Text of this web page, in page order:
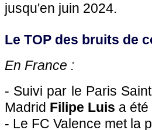
jusqu'en juin 2024.
Le TOP des bruits de
En France :
- Suivi par le Paris
Madrid Filipe Luis a
- Le FC Valence met la